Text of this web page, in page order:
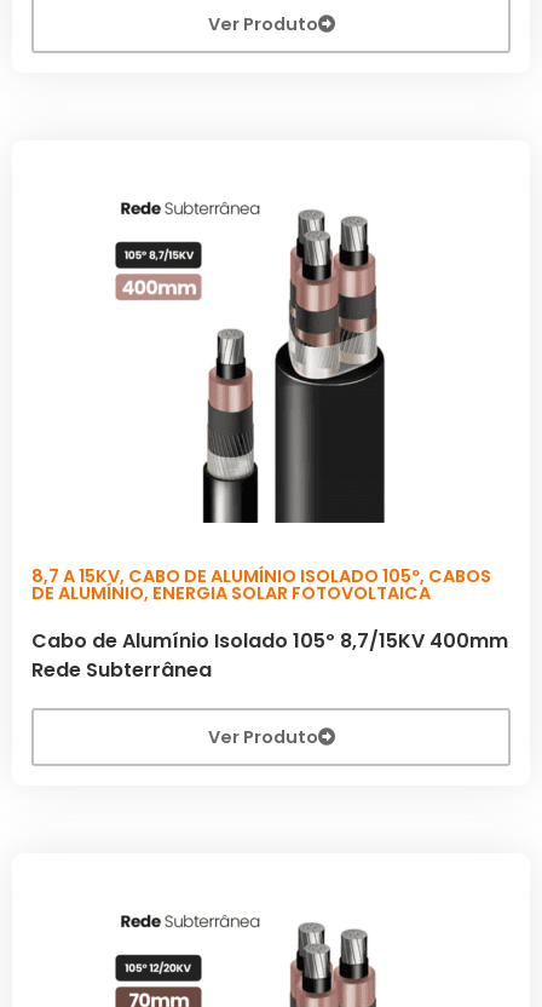
Ver Produto
8,7 A 15KV, CABO DE ALUMÍNIO ISOLADO 105º, CABOS
DE ALUMÍNIO, ENERGIA SOLAR FOTOVOLTAICA
Cabo de Alumínio Isolado 105º 8,7/15KV 400mm
Rede Subterrânea
Ver Produto